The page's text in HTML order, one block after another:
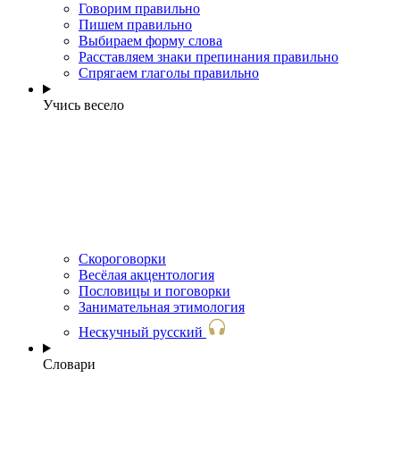
Говорим правильно
Пишем правильно
Выбираем форму слова
Расставляем знаки препинания правильно
Спрягаем глаголы правильно
Учись весело
Скороговорки
Весёлая акцентология
Пословицы и поговорки
Занимательная этимология
Нескучный русский
Словари